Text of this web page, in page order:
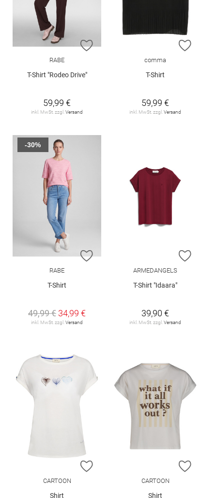
ZUR WUNSCHLISTE HINZUFÜGEN
RABE
T-Shirt "Rodeo Drive"
59,99 €
inkl. MwSt. zzgl. Versand
ZUR
comma
T-Shirt
59,99 €
inkl. MwSt. zzgl. Versand
ZUR WUNSCHLISTE HINZUFÜGEN
RABE
T-Shirt
49,99 € 34,99 €
inkl. MwSt. zzgl. Versand
-30%
ZUR
ARMEDANGELS
T-Shirt "Idaara"
39,90 €
inkl. MwSt. zzgl. Versand
ZUR WUNSCHLISTE HINZUFÜGEN
CARTOON
Shirt
ZUR
CARTOON
Shirt